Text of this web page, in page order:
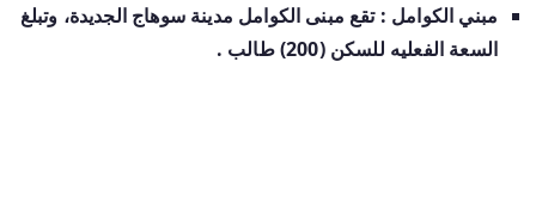
مبني الكوامل : تقع مبنى الكوامل مدينة سوهاج الجديدة، وتبلغ
السعة الفعليه للسكن (200) طالب .